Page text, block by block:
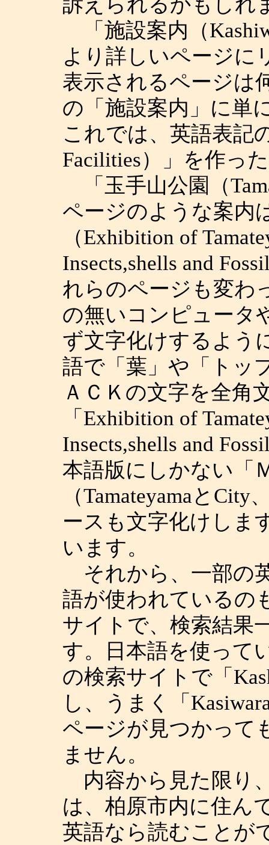
「施設案内（
より詳しいページに
表示されるページは
の「施設案内」に単
これでは、英語表記
Facilities）」を作っ
「玉手山公園（
ページのような案内
（Exhibition of
Insects,shells and
れらのページも変わ
の無いコンピュータ
ず文字化けするよう
語で「葉」や「トッ
ＡＣＫの文字を全角
「Exhibition of
Insects,shells and
本語版にしかない「
（Tamateyamaと
ースも文字化けしま
います。
それから、一部の
語が使われているの
サイトで、検索結果
す。日本語を使って
の検索サイトで「
し、うまく「
ページが見つかって
ません。
内容から見た限り
は、柏原市内に住ん
英語なら読むことが